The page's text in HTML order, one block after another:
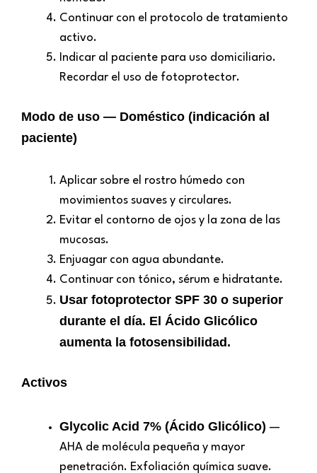
Continuar con el protocolo de tratamiento
activo.
Indicar al paciente para uso domiciliario.
Recordar el uso de fotoprotector.
Modo de uso — Doméstico (indicación al
paciente)
Aplicar sobre el rostro húmedo con
movimientos suaves y circulares.
Evitar el contorno de ojos y la zona de las
mucosas.
Enjuagar con agua abundante.
Continuar con tónico, sérum e hidratante.
Usar fotoprotector SPF 30 o superior
durante el día. El Ácido Glicólico
aumenta la fotosensibilidad.
Activos
Glycolic Acid 7% (Ácido Glicólico) —
AHA de molécula pequeña y mayor
penetración. Exfoliación química suave.